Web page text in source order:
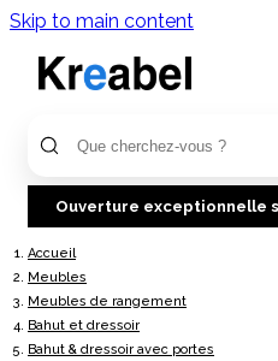
Skip to main content
Ouverture exceptionnelle
Accueil
Meubles
Meubles de rangement
Bahut et dressoir
Bahut & dressoir avec portes